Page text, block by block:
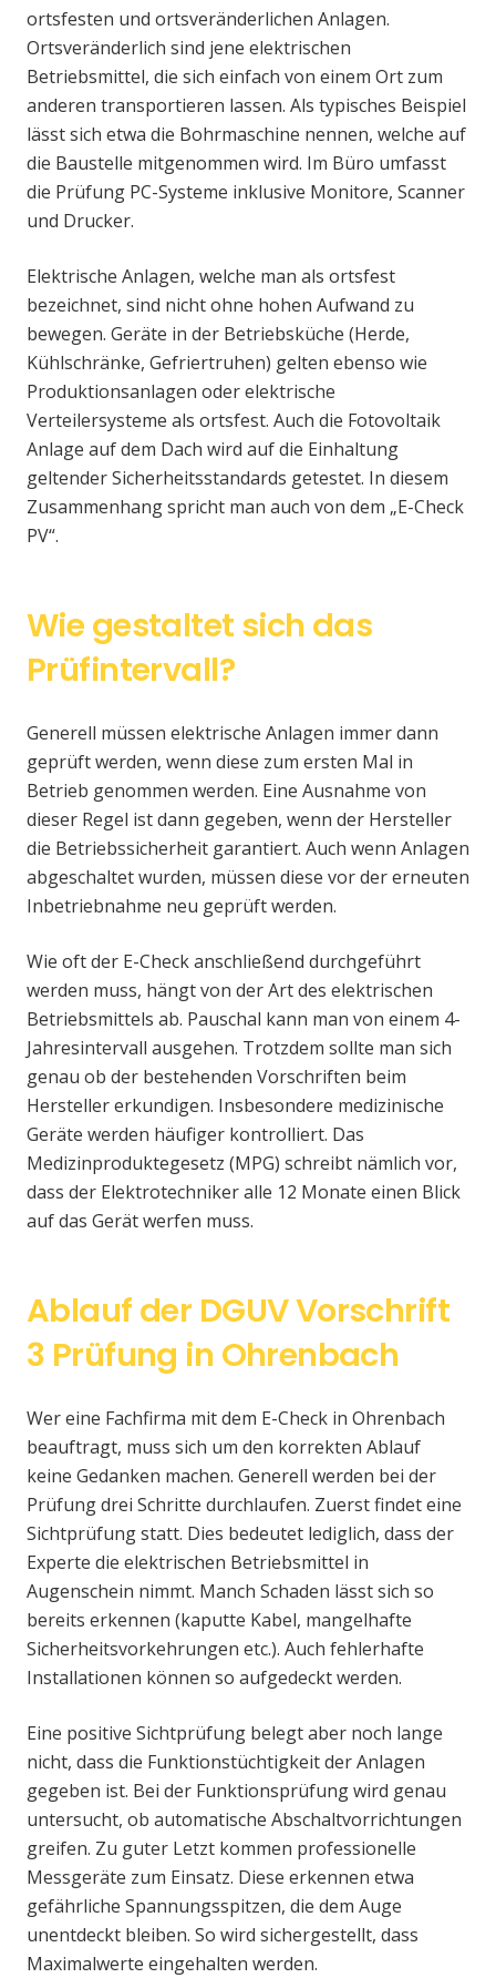
ortsfesten und ortsveränderlichen Anlagen.
Ortsveränderlich sind jene elektrischen
Betriebsmittel, die sich einfach von einem Ort zum
anderen transportieren lassen. Als typisches Beispiel
lässt sich etwa die Bohrmaschine nennen, welche auf
die Baustelle mitgenommen wird. Im Büro umfasst
die Prüfung PC-Systeme inklusive Monitore, Scanner
und Drucker.
Elektrische Anlagen, welche man als ortsfest
bezeichnet, sind nicht ohne hohen Aufwand zu
bewegen. Geräte in der Betriebsküche (Herde,
Kühlschränke, Gefriertruhen) gelten ebenso wie
Produktionsanlagen oder elektrische
Verteilersysteme als ortsfest. Auch die Fotovoltaik
Anlage auf dem Dach wird auf die Einhaltung
geltender Sicherheitsstandards getestet. In diesem
Zusammenhang spricht man auch von dem „E-Check
PV“.
Wie gestaltet sich das
Prüfintervall?
Generell müssen elektrische Anlagen immer dann
geprüft werden, wenn diese zum ersten Mal in
Betrieb genommen werden. Eine Ausnahme von
dieser Regel ist dann gegeben, wenn der Hersteller
die Betriebssicherheit garantiert. Auch wenn Anlagen
abgeschaltet wurden, müssen diese vor der erneuten
Inbetriebnahme neu geprüft werden.
Wie oft der E-Check anschließend durchgeführt
werden muss, hängt von der Art des elektrischen
Betriebsmittels ab. Pauschal kann man von einem 4-
Jahresintervall ausgehen. Trotzdem sollte man sich
genau ob der bestehenden Vorschriften beim
Hersteller erkundigen. Insbesondere medizinische
Geräte werden häufiger kontrolliert. Das
Medizinproduktegesetz (MPG) schreibt nämlich vor,
dass der Elektrotechniker alle 12 Monate einen Blick
auf das Gerät werfen muss.
Ablauf der DGUV Vorschrift
3 Prüfung in Ohrenbach
Wer eine Fachfirma mit dem E-Check in Ohrenbach
beauftragt, muss sich um den korrekten Ablauf
keine Gedanken machen. Generell werden bei der
Prüfung drei Schritte durchlaufen. Zuerst findet eine
Sichtprüfung statt. Dies bedeutet lediglich, dass der
Experte die elektrischen Betriebsmittel in
Augenschein nimmt. Manch Schaden lässt sich so
bereits erkennen (kaputte Kabel, mangelhafte
Sicherheitsvorkehrungen etc.). Auch fehlerhafte
Installationen können so aufgedeckt werden.
Eine positive Sichtprüfung belegt aber noch lange
nicht, dass die Funktionstüchtigkeit der Anlagen
gegeben ist. Bei der Funktionsprüfung wird genau
untersucht, ob automatische Abschaltvorrichtungen
greifen. Zu guter Letzt kommen professionelle
Messgeräte zum Einsatz. Diese erkennen etwa
gefährliche Spannungsspitzen, die dem Auge
unentdeckt bleiben. So wird sichergestellt, dass
Maximalwerte eingehalten werden.